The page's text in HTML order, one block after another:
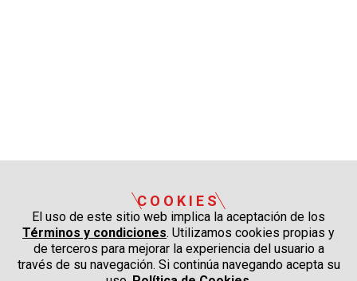
COOKIES
El uso de este sitio web implica la aceptación de los
Términos y condiciones. Utilizamos cookies propias y
de terceros para mejorar la experiencia del usuario a
través de su navegación. Si continúa navegando acepta su